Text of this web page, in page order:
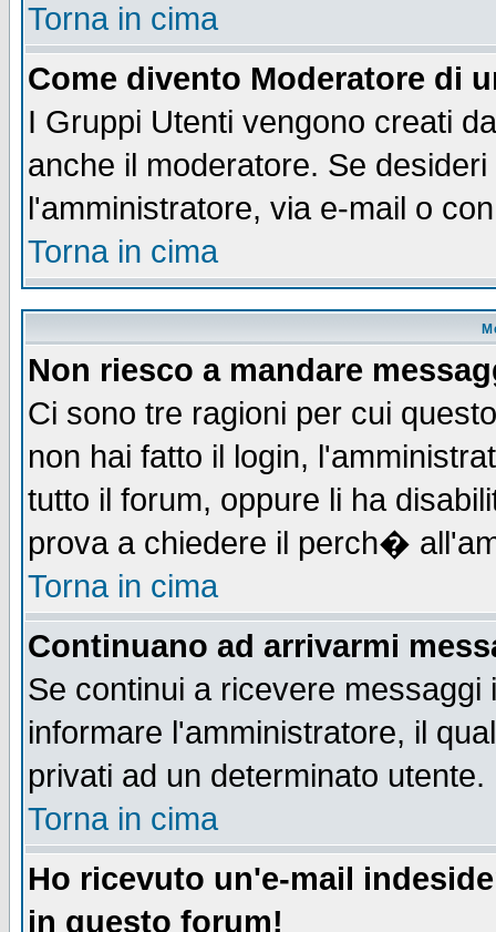
Torna in cima
Come divento Moderatore di
I Gruppi Utenti vengono creati
anche il moderatore. Se
l'amministratore, via e-mail o
Torna in cima
Non riesco a mandare
Ci sono tre ragioni per cui
non hai fatto il login,
tutto il forum, oppure li ha
prova a chiedere il perch�
Torna in cima
Continuano ad arrivarmi
Se continui a ricevere
informare l'amministratore, il
privati ad un determinato utente.
Torna in cima
Ho ricevuto un'e-mail
in questo forum!